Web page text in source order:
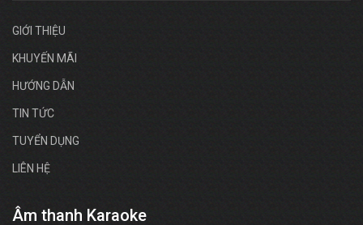
GIỚI THIỆU
KHUYẾN MÃI
HƯỚNG DẪN
TIN TỨC
TUYỂN DỤNG
LIÊN HỆ
Âm thanh Karaoke